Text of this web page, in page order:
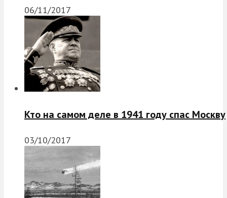
06/11/2017
Кто на самом деле в 1941 году спас Москву
03/10/2017